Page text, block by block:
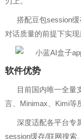
搭配豆包session
对话质量的前提下实现
软件优势
目前国内唯一全量
言、Minimax、Kimi等
深度适配各平台专
session缓存/联网搜索